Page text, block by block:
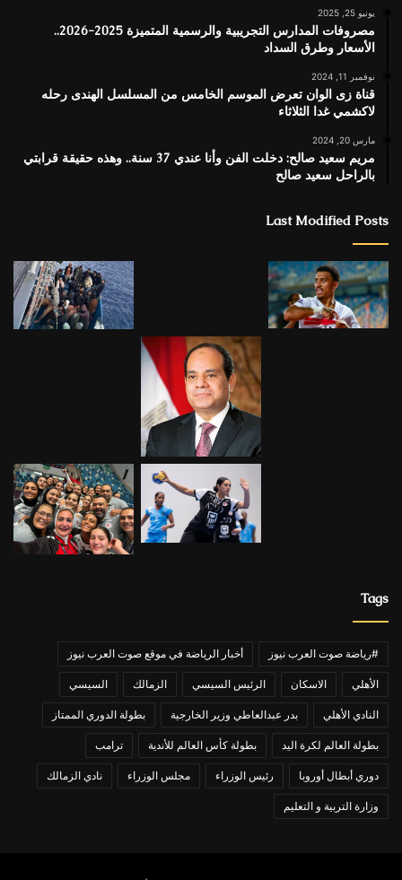
يونيو 25, 2025
مصروفات المدارس التجريبية والرسمية المتميزة 2025-2026..
الأسعار وطرق السداد
نوفمبر 11, 2024
قناة زى الوان تعرض الموسم الخامس من المسلسل الهندى رحله
لاكشمي غدا الثلاثاء
مارس 20, 2024
مريم سعيد صالح: دخلت الفن وأنا عندي 37 سنة.. وهذه حقيقة قرابتي
بالراحل سعيد صالح
Last Modified Posts
Tags
#رياضة صوت العرب نيوز أخبار الرياضة في موقع صوت العرب نيوز
الأهلي الاسكان الرئيس السيسي الزمالك السيسي
النادي الأهلي بدر عبدالعاطي وزير الخارجية بطولة الدوري الممتاز
بطولة العالم لكرة اليد بطولة كأس العالم للأندية ترامب
دوري أبطال أوروبا رئيس الوزراء مجلس الوزراء نادي الزمالك
وزارة التربية و التعليم